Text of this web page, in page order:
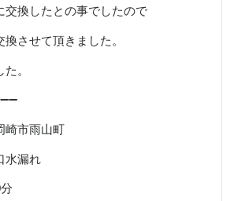
交換したとの事でしたので
させて頂きました。
。
崎市雨山町
水漏れ
分